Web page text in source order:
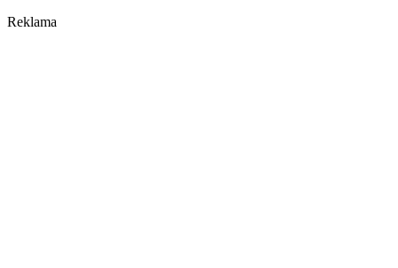
Reklama